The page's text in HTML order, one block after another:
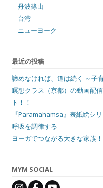
丹波篠山
台湾
ニューヨーク
最近の投稿
諦めなければ、道は続く ～子
瞑想クラス（京都）の動画配
ト！！
『Paramahamsa』表紙絵シ
呼吸を調律する
ヨーガでつながる大きな家族！
MYM SOCIAL